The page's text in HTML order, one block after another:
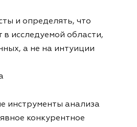
и определять, что
в исследуемой области,
а не на интуиции
инструменты анализа
конкурентное